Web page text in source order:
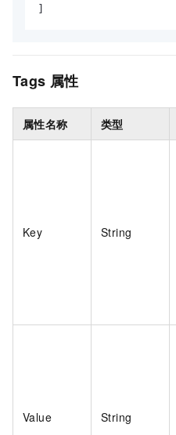
]
Tags 属性
属性名称 类型
Key String
Value String